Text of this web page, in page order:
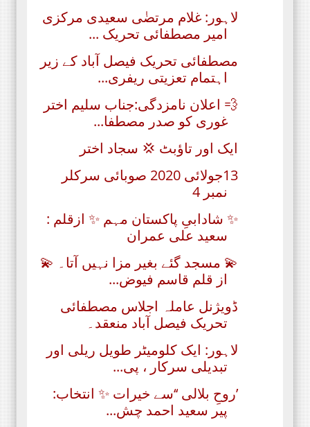
لاہور: غلام مرتضٰی سعیدی مرکزی
امیر مصطفائی تحریک ...
مصطفائی تحریک فیصل آباد کے زیر
اہتمام تعزیتی ریفری...
💨 اعلان نامزدگی:جناب سلیم اختر
غوری کو صدر مصطفا...
ایک اور تاؤبٹ 💢 سجاد اختر
13جولائی 2020 صوبائی سرکلر
نمبر 4
✨ شادابیِ پاکستان مہم ✨ ازقلم :
سعید علی عمران
💫 مسجد گئے بغیر مزا نہیں آتا۔ 💫
از قلم قاسم فیوض...
ڈویژنل عاملہ اجلاس مصطفائی
تحریک فیصل آباد منعقد۔
لاہور: ایک کلومیٹر طویل ریلی اور
تبدیلی سرکار ، پی...
’روحِ بلالی ‘‘سے خیرات ✨ انتخاب:
پیر سعید احمد چش...